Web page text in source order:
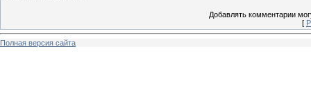
Добавлять комментарии
[
Полная версия сайта